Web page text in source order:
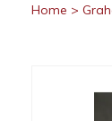
Home >